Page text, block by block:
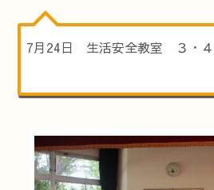
7月24日 生活安全教室 ３・４